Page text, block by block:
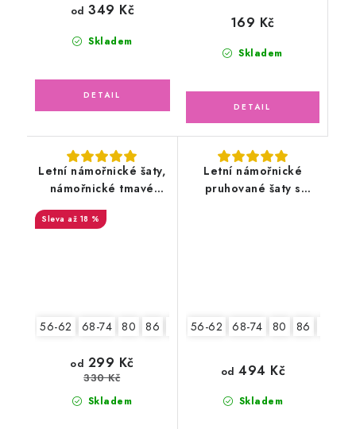
Skladem
od 349 Kč
Skladem
169 Kč
Letní námořnické šaty,
námořnické tmavé
až 18 %
56-62 68-74 80 86 2.jakost v.68-74
Skladem
od 299 Kč
330 Kč
Letní námořnické
pruhované šaty s
56-62 68-74 80 86
Skladem
od 494 Kč